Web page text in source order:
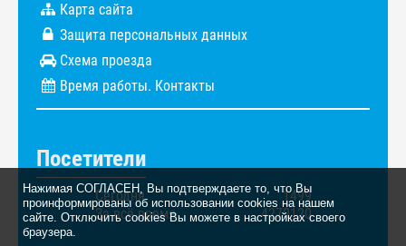
Нажимая СОГЛАСЕН, Вы подтверждаете то, что Вы
проинформированы об использовании cookies на нашем
сайте. Отключить cookies Вы можете в настройках своего
браузера.
Карта сайта
Защита персональных данных
Схема проезда
Время работы. Контакты
Посетители
Сегодня
1499
За всё время
4270120